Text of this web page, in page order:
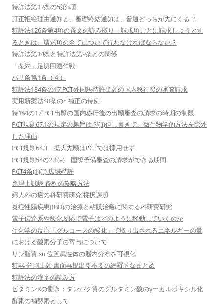
特許法第17条の5第3項
訂正拒絶理由通知と、審理終結通知は、普通どっちが先にくる？
特許法126条第4項の条文の読み取り 請求項ごとに請求しようとす
るときは、請求項の全てについて行わなければならない？
特許法第14条と特許法第9条との関係
「条約」足切回避作戦
パリ条第1条（４）
特許法184条の17 PCT外国語特許出願の国内移行後の審査請求
実用新案法48条の8 補正の特例
特184の17 PCT出願の国内移行後の出願審査の請求の時期の制限
PCT規則67.1の規定の趣旨は？(ii)但し書きで、微生物学的方法を除外
した理由
PCT規則64.3 拡大先願はPCTでは採用せず
PCT規則54の2.1(a) 国際予備審査の請求ができる期間
PCT4条(1)(ii) 広域特許
弁理士試験 条約の攻略方法
婦人科の癌の科研費研究 採択課題
炎症性腸疾患(IBD)の治療と粘膜治癒に関する科研費研究
電子伝達系や酸化反応で電子はどのように移動していくのか
生化学の反応「グルコースの酸化」で取り出されるエネルギーの量
における酸素分子の寄与について
リン脂質 sn 位置異性体の脳内分布を可視化
特44 分割出願 書面再提出要不要の網羅的なまとめ
特許法の漢字の読み方
ビタミンKの働き：タンパク質のグルタミン酸のγーカルボキシル化
酵素の補酵素として